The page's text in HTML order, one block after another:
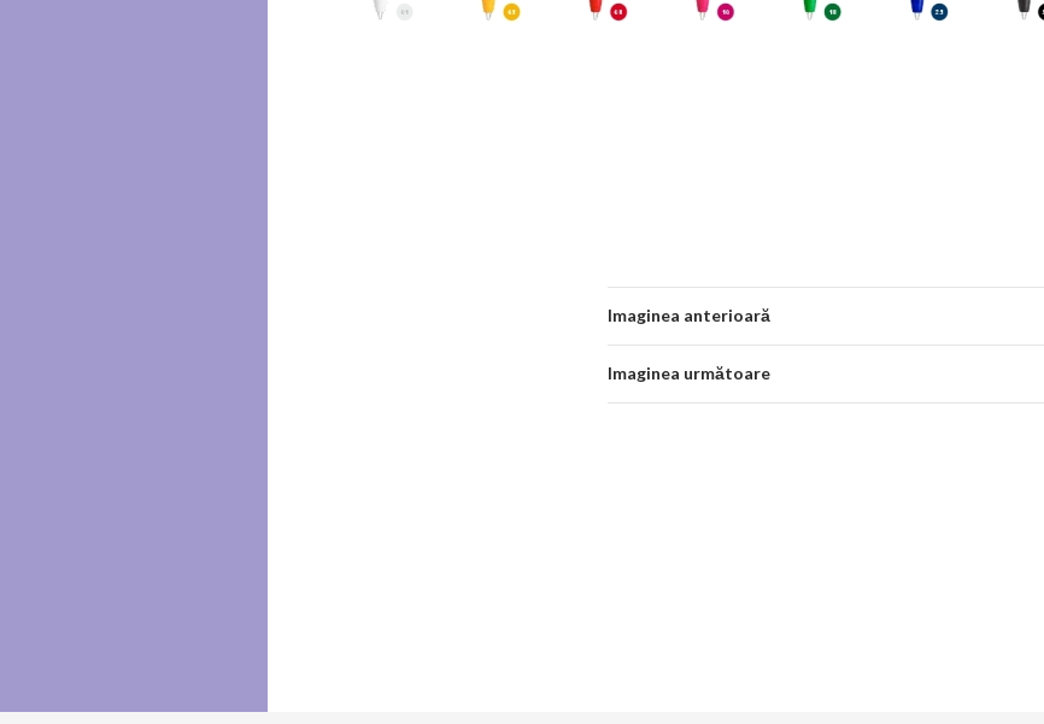
Imaginea anterioară
Imaginea următoare